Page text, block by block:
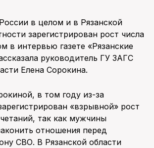
в целом и в Рязанской
зарегистрирован рост числа
в интервью газете «Рязанские
руководитель ГУ ЗАГС
Елена Сорокина.
в том году из-за
«взрывной» рост
так как мужчины
отношения перед
СВО. В Рязанской области